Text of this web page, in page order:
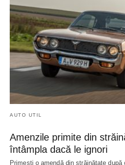
AUTO UTIL
Amenzile primite din
întâmpla dacă le ignori
Primești o amendă din străinătate